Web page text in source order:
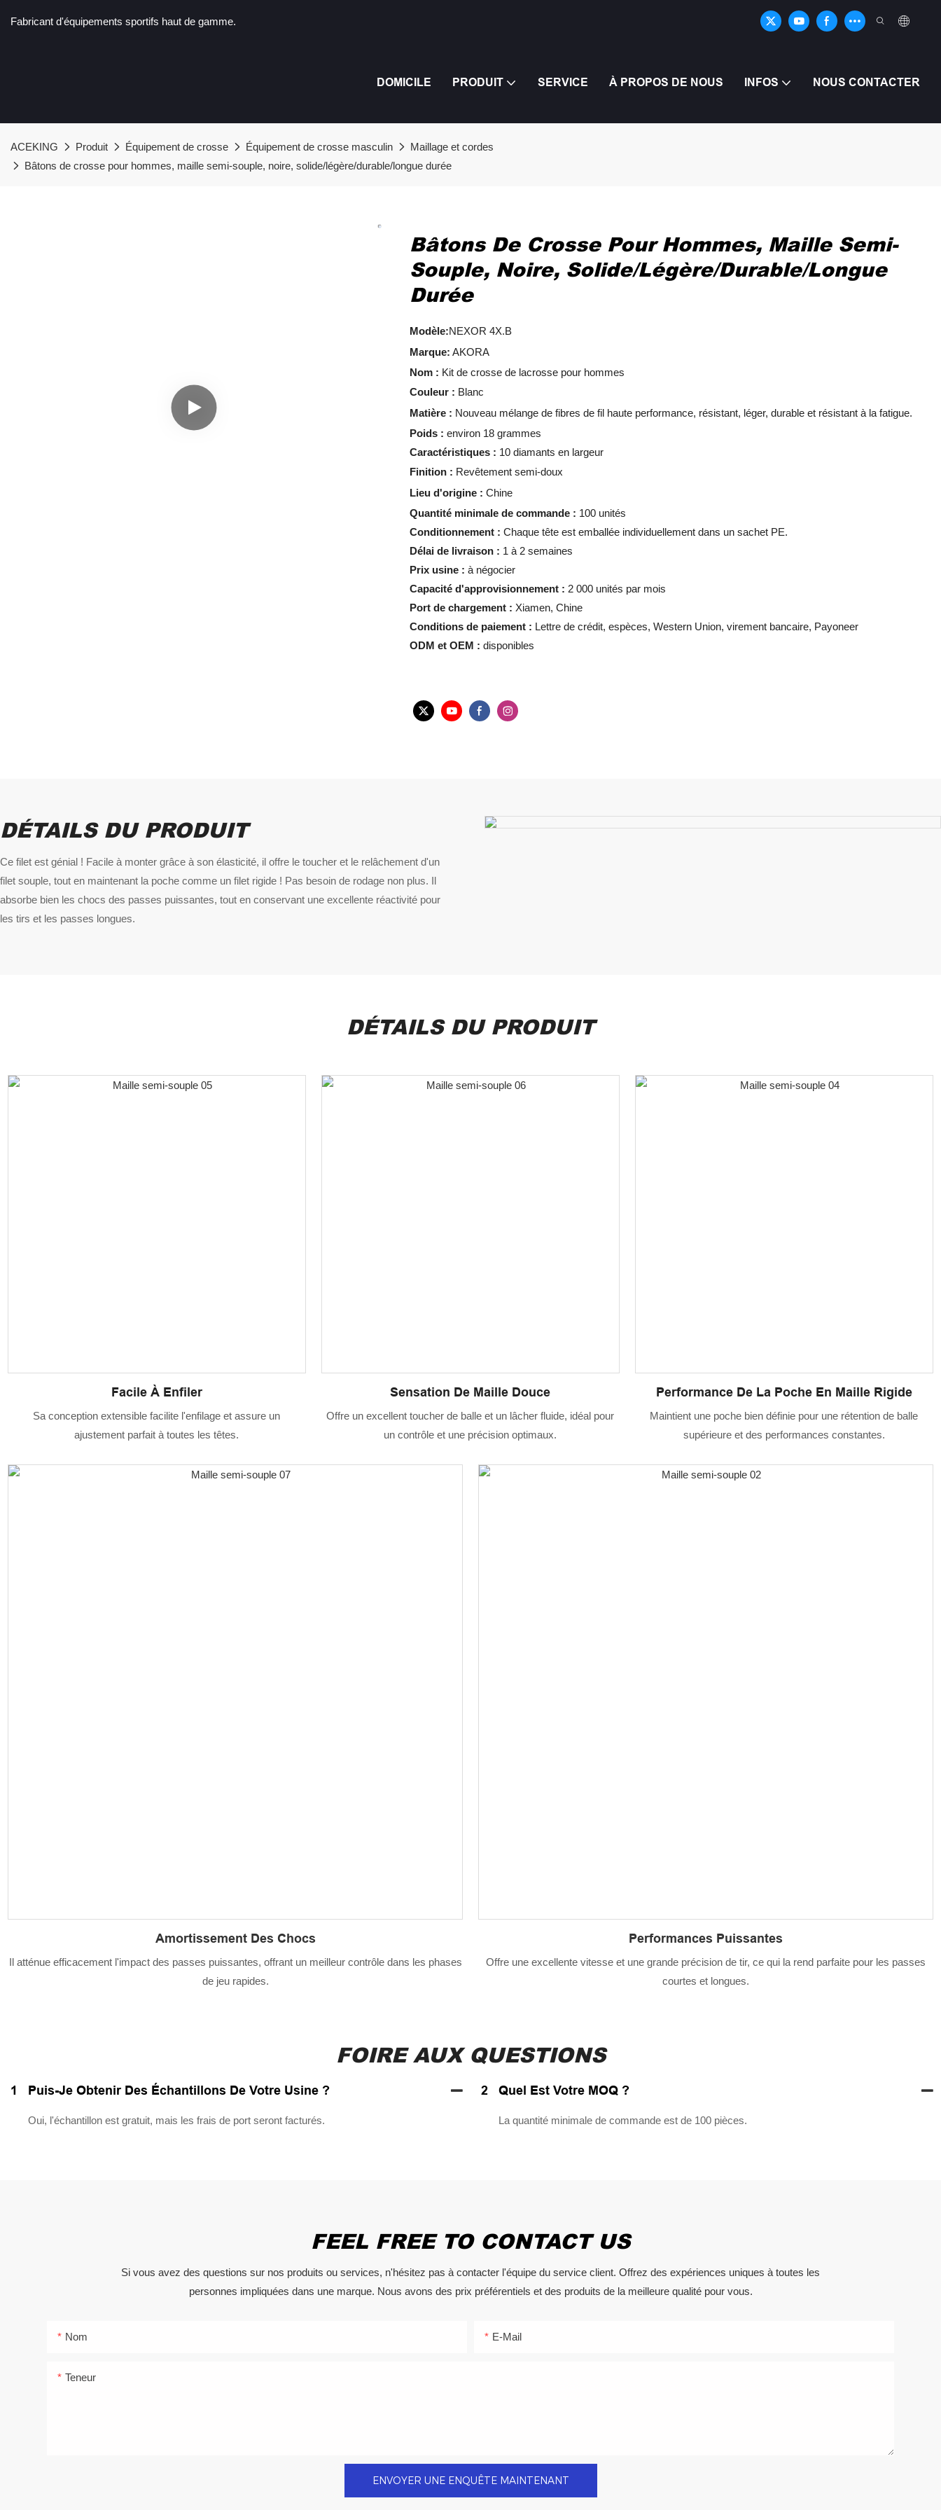
Fabricant d'équipements sportifs haut de gamme.
DOMICILE PRODUIT SERVICE À PROPOS DE NOUS INFOS NOUS CONTACTER
ACEKING Produit Équipement de crosse Équipement de crosse masculin
Maillage et cordes
Bâtons de crosse pour hommes, maille semi-souple, noire, solide/légère/durable/longue durée
Bâtons De Crosse Pour Hommes, Maille Semi-
Souple, Noire, Solide/légère/durable/longue
Durée
Modèle:NEXOR 4X.B
Marque: AKORA
Nom : Kit de crosse de lacrosse pour hommes
Couleur : Blanc
Matière : Nouveau mélange de fibres de fil haute performance, résistant, léger, durable et résistant à la fatigue.
Poids : environ 18 grammes
Caractéristiques : 10 diamants en largeur
Finition : Revêtement semi-doux
Lieu d'origine : Chine
Quantité minimale de commande : 100 unités
Conditionnement : Chaque tête est emballée individuellement dans un sachet PE.
Délai de livraison : 1 à 2 semaines
Prix ​​usine : à négocier
Capacité d'approvisionnement : 2 000 unités par mois
Port de chargement : Xiamen, Chine
Conditions de paiement : Lettre de crédit, espèces, Western Union, virement bancaire, Payoneer
ODM et OEM : disponibles
DÉTAILS DU PRODUIT
Ce filet est génial ! Facile à monter grâce à son élasticité, il offre le toucher et le relâchement d'un
filet souple, tout en maintenant la poche comme un filet rigide ! Pas besoin de rodage non plus. Il
absorbe bien les chocs des passes puissantes, tout en conservant une excellente réactivité pour
les tirs et les passes longues.
DÉTAILS DU PRODUIT
Facile À Enfiler
Sa conception extensible facilite l'enfilage et assure un
ajustement parfait à toutes les têtes.
Sensation De Maille Douce
Offre un excellent toucher de balle et un lâcher fluide, idéal pour
un contrôle et une précision optimaux.
Performance De La Poche En Maille Rigide
Maintient une poche bien définie pour une rétention de balle
supérieure et des performances constantes.
Amortissement Des Chocs
Il atténue efficacement l'impact des passes puissantes, offrant un meilleur contrôle dans les phases
de jeu rapides.
Performances Puissantes
Offre une excellente vitesse et une grande précision de tir, ce qui la rend parfaite pour les passes
courtes et longues.
FOIRE AUX QUESTIONS
1 Puis-Je Obtenir Des Échantillons De Votre Usine ?
Oui, l'échantillon est gratuit, mais les frais de port seront facturés.
2 Quel Est Votre MOQ ?
La quantité minimale de commande est de 100 pièces.
FEEL FREE TO CONTACT US
Si vous avez des questions sur nos produits ou services, n'hésitez pas à contacter l'équipe du service client. Offrez des expériences uniques à toutes les
personnes impliquées dans une marque. Nous avons des prix préférentiels et des produits de la meilleure qualité pour vous.
Nom E-Mail
Teneur
ENVOYER UNE ENQUÊTE MAINTENANT